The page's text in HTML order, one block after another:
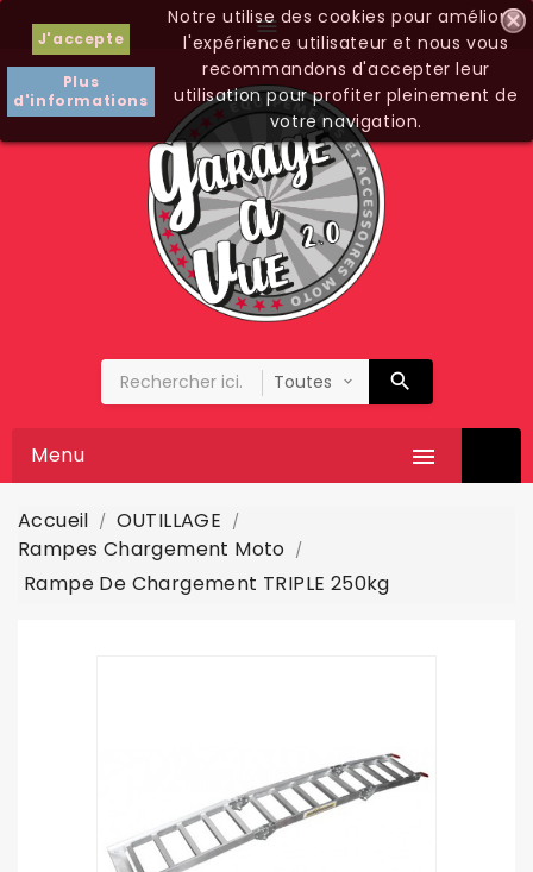

J'accepte
Plus
d'informations
Notre utilise des cookies pour améliorer
l'expérience utilisateur et nous vous
recommandons d'accepter leur
utilisation pour profiter pleinement de
votre navigation.

Menu
Accueil
OUTILLAGE
Rampes Chargement Moto
Rampe De Chargement TRIPLE 250kg